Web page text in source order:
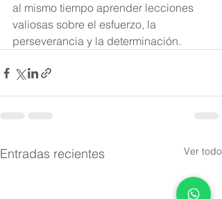
al mismo tiempo aprender lecciones
valiosas sobre el esfuerzo, la
perseverancia y la determinación.
Entradas recientes Ver todo